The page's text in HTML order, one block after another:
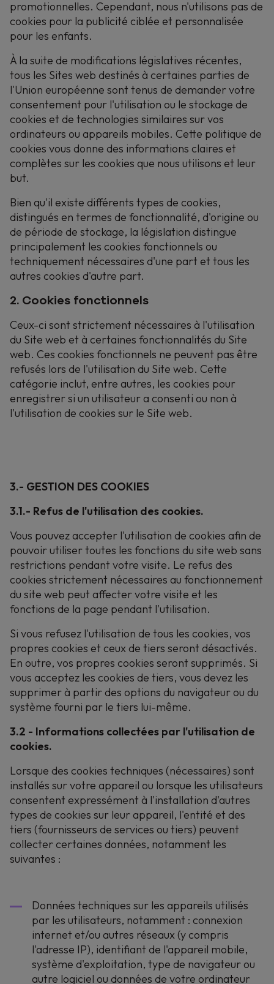
promotionnelles. Cependant, nous n'utilisons pas de
cookies pour la publicité ciblée et personnalisée
pour les enfants.
À la suite de modifications législatives récentes,
tous les Sites web destinés à certaines parties de
l'Union européenne sont tenus de demander votre
consentement pour l'utilisation ou le stockage de
cookies et de technologies similaires sur vos
ordinateurs ou appareils mobiles. Cette politique de
cookies vous donne des informations claires et
complètes sur les cookies que nous utilisons et leur
but.
Bien qu'il existe différents types de cookies,
distingués en termes de fonctionnalité, d'origine ou
de période de stockage, la législation distingue
principalement les cookies fonctionnels ou
techniquement nécessaires d'une part et tous les
autres cookies d'autre part.
2. Cookies fonctionnels
Ceux-ci sont strictement nécessaires à l'utilisation
du Site web et à certaines fonctionnalités du Site
web. Ces cookies fonctionnels ne peuvent pas être
refusés lors de l'utilisation du Site web. Cette
catégorie inclut, entre autres, les cookies pour
enregistrer si un utilisateur a consenti ou non à
l'utilisation de cookies sur le Site web.
3.- GESTION DES COOKIES
3.1.- Refus de l'utilisation des cookies.
Vous pouvez accepter l'utilisation de cookies afin de
pouvoir utiliser toutes les fonctions du site web sans
restrictions pendant votre visite. Le refus des
cookies strictement nécessaires au fonctionnement
du site web peut affecter votre visite et les
fonctions de la page pendant l'utilisation.
Si vous refusez l'utilisation de tous les cookies, vos
propres cookies et ceux de tiers seront désactivés.
En outre, vos propres cookies seront supprimés. Si
vous acceptez les cookies de tiers, vous devez les
supprimer à partir des options du navigateur ou du
système fourni par le tiers lui-même.
3.2 - Informations collectées par l'utilisation de
cookies.
Lorsque des cookies techniques (nécessaires) sont
installés sur votre appareil ou lorsque les utilisateurs
consentent expressément à l'installation d'autres
types de cookies sur leur appareil, l'entité et des
tiers (fournisseurs de services ou tiers) peuvent
collecter certaines données, notamment les
suivantes :
Données techniques sur les appareils utilisés
par les utilisateurs, notamment : connexion
internet et/ou autres réseaux (y compris
l'adresse IP), identifiant de l'appareil mobile,
système d'exploitation, type de navigateur ou
autre logiciel ou données de votre ordinateur